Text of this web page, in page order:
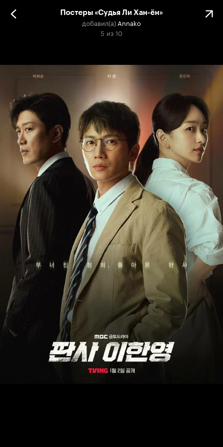
Постеры «Судья Ли Хан-ён»
добавил(а) Annako
5 из 10